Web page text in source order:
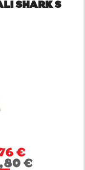
SHARK S
€
€